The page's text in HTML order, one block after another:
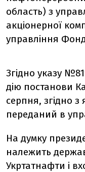
область) з
акціонерної
управління
Згідно указу
дію постанови
серпня, згідно
переданий в
На думку
належить
Укртатнафти і